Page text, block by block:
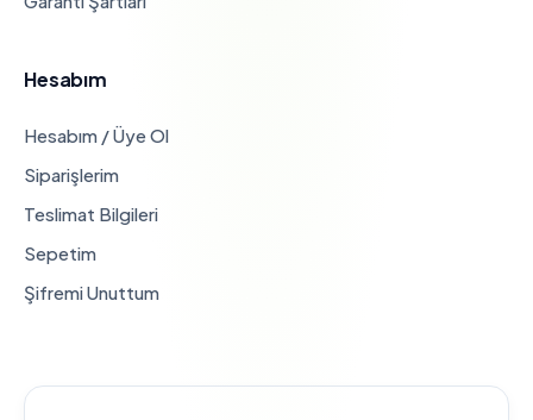
Hesabım
Hesabım / Üye Ol
Siparişlerim
Teslimat Bilgileri
Sepetim
Şifremi Unuttum